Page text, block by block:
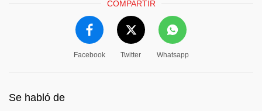
COMPARTIR
Facebook Twitter Whatsapp
Se habló de